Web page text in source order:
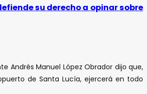
su derecho a opinar sobre
Andrés Manuel López Obrador dijo que,
de Santa Lucía, ejercerá en todo